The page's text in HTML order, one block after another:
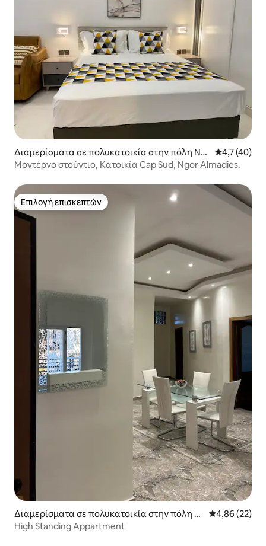
Διαμερίσματα σε πολυκατοικία στην πόλη Nd
akhar
Μέση
4,7 (40)
Μοντέρνο στούντιο, Κατοικία Cap Sud, Ngor Almadies.
Επιλογή επισκεπτών
Επιλογή επισκεπτών
Διαμερίσματα σε πολυκατοικία στην πόλη N
dakhar
Μέση
4,86 (22)
High Standing Appartment